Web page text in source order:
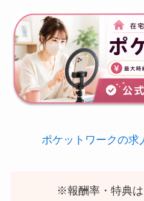
ポケットワークの求
※報酬率・特典